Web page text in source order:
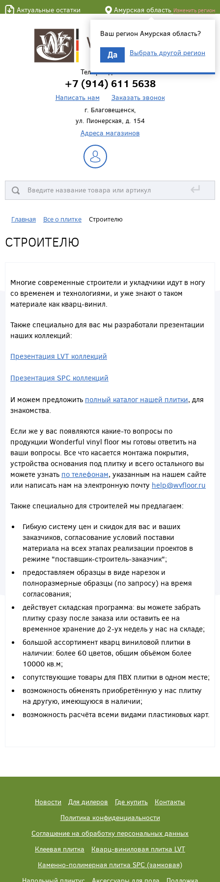
Актуальные остатки Амурская область Изменить регион
Ваш регион Амурская область?
Да Выбрать другой регион
Телефон для связи
+7 (914) 611 5638
Написать нам Заказать звонок
г. Благовещенск,
ул. Пионерская, д. 154
Адреса магазинов
↵
Главная Все о плитке Строителю
СТРОИТЕЛЮ
Многие современные строители и укладчики идут в ногу
со временем и технологиями, и уже знают о таком
материале как кварц-винил.
Также специально для вас мы разработали презентации
наших коллекций:
Презентация LVT коллекций
Презентация SPC коллекций
И можем предложить полный каталог нашей плитки, для
знакомства.
Если же у вас появляются какие-то вопросы по
продукции Wonderful vinyl floor мы готовы ответить на
ваши вопросы. Все что касается монтажа покрытия,
устройства основания под плитку и всего остального вы
можете узнать по телефонам, указанным на нашем сайте
или написать нам на электронную почту help@wvfloor.ru
Также специально для строителей мы предлагаем:
Гибкую систему цен и скидок для вас и ваших
заказчиков, согласование условий поставки
материала на всех этапах реализации проектов в
режиме "поставщик-строитель-заказчик";
предоставляем образцы в виде нарезок и
полноразмерные образцы (по запросу) на время
согласования;
действует складская программа: вы можете забрать
плитку сразу после заказа или оставить ее на
временное хранение до 2-ух недель у нас на складе;
большой ассортимент кварц виниловой плитки в
наличии: более 60 цветов, общим объёмом более
10000 кв.м;
сопутствующие товары для ПВХ плитки в одном месте;
возможность обменять приобретённую у нас плитку
на другую, имеющуюся в наличии;
возможность расчёта всеми видами пластиковых карт.
Новости Для дилеров Где купить
Контакты
Политика конфиденциальности
Соглашение на обработку персональных данных
Клеевая плитка
Кварц-виниловая плитка LVT
Каменно-полимерная плитка SPC (замковая)